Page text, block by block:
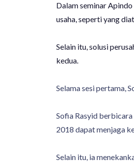
Dalam seminar
usaha, seperti yang
Selain itu, solusi
kedua.
Selama sesi pertama,
Sofia Rasyid
2018 dapat menjaga
Selain itu, ia